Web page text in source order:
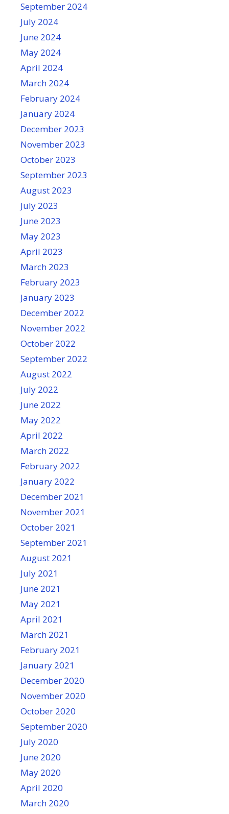
September 2024
July 2024
June 2024
May 2024
April 2024
March 2024
February 2024
January 2024
December 2023
November 2023
October 2023
September 2023
August 2023
July 2023
June 2023
May 2023
April 2023
March 2023
February 2023
January 2023
December 2022
November 2022
October 2022
September 2022
August 2022
July 2022
June 2022
May 2022
April 2022
March 2022
February 2022
January 2022
December 2021
November 2021
October 2021
September 2021
August 2021
July 2021
June 2021
May 2021
April 2021
March 2021
February 2021
January 2021
December 2020
November 2020
October 2020
September 2020
July 2020
June 2020
May 2020
April 2020
March 2020